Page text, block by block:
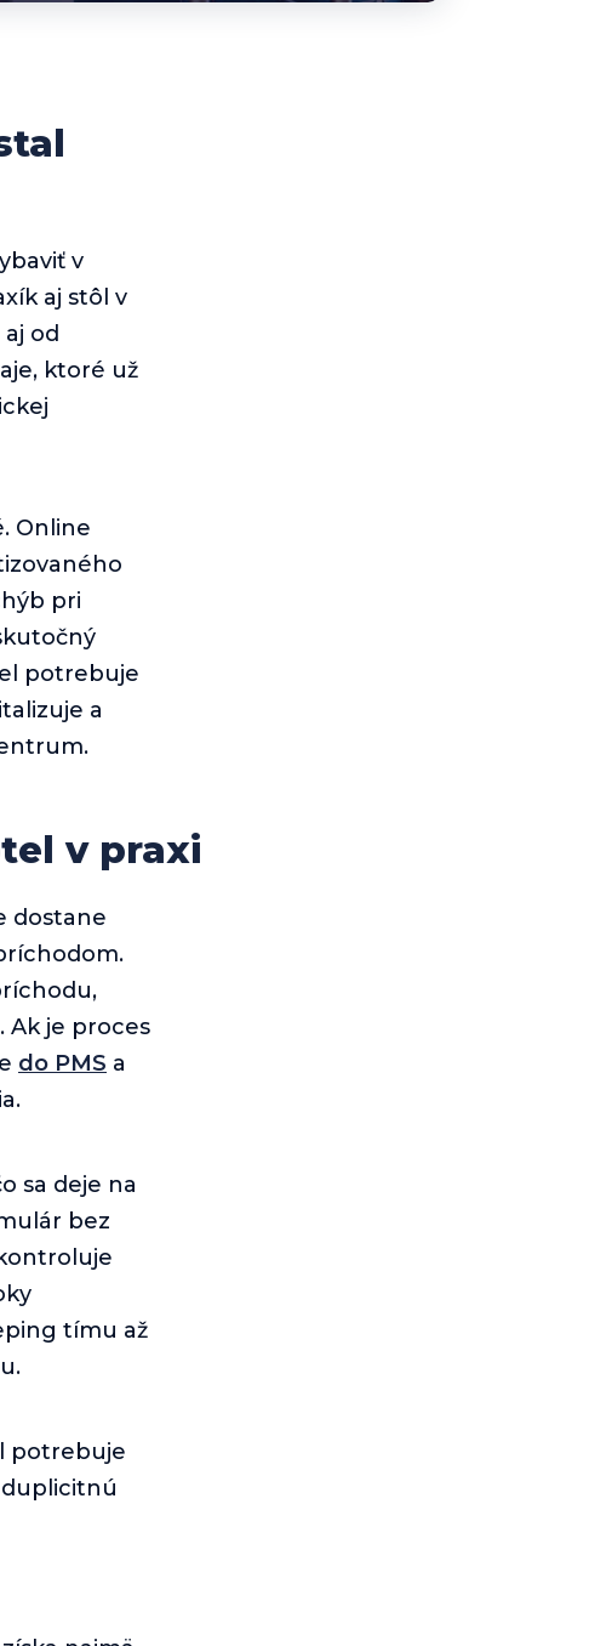
v
aj stôl v
od
ktoré už
Online
pri
potrebuje
a
v praxi
dostane
Ak je proces
do PMS a
sa deje na
bez
tímu až
potrebuje